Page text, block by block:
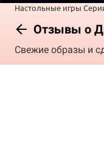
Настольные игры
Отзывы о
Свежие образы и